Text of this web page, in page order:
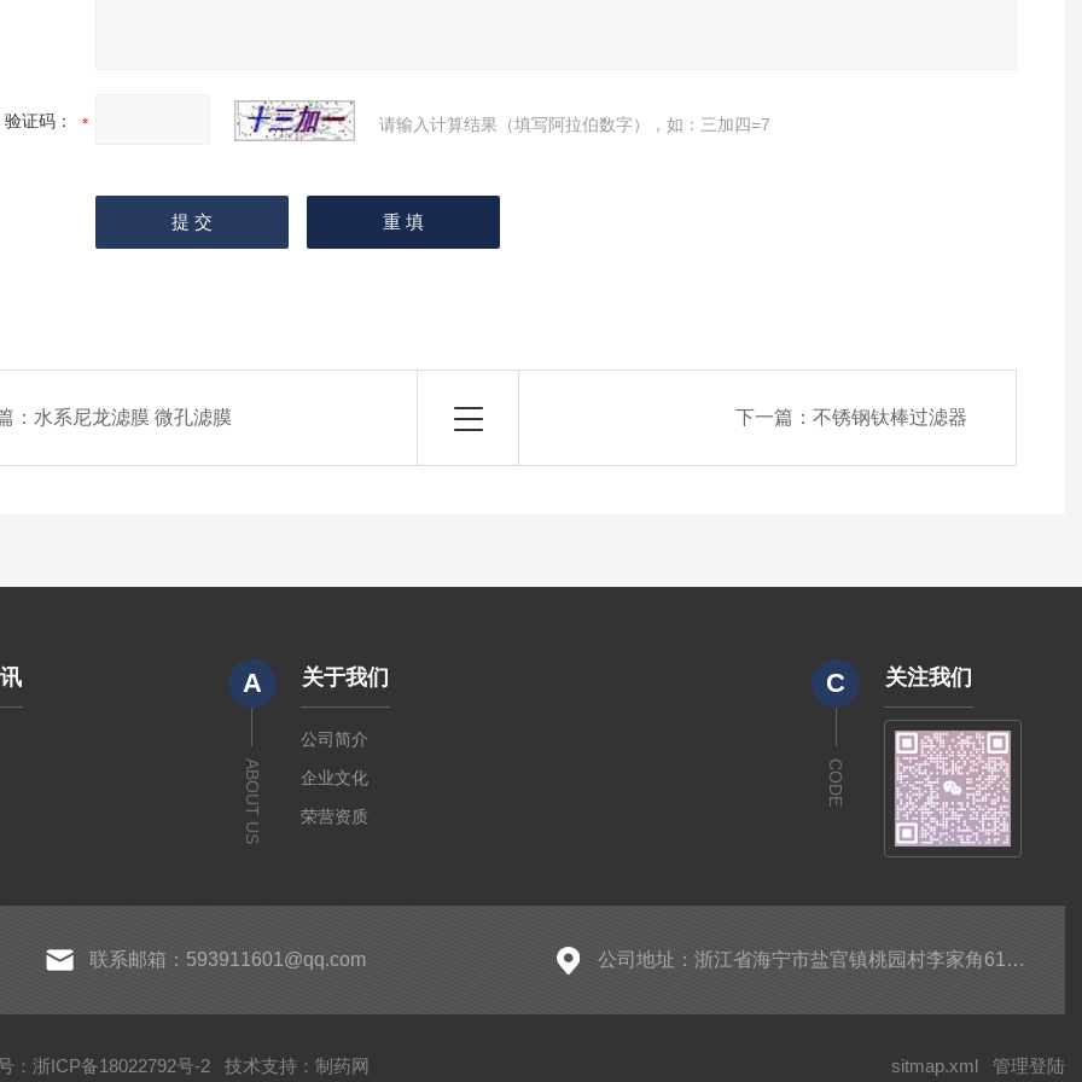
验证码： 请输入计算结果（填写阿拉伯数字），如：三加四=7
： 水系尼龙滤膜 微孔滤膜 下一篇： 不锈钢钛棒过滤器
A
ABOUT US
关于我们
公司简介
企业文化
荣营资质
C
CODE
关注我们
联系邮箱：593911601@qq.com 公司地址：浙江省海宁市盐官镇桃园村李家角61号（桃园桥南侧）
：浙ICP备18022792号-2 技术支持： 制药网 sitmap.xml 管理登陆